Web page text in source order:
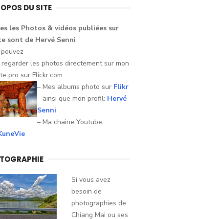
DU SITE
les Photos & vidéos publiées sur
sont de Hervé Senni
regarder les photos directement sur mon
pro sur Flickr.com
– Mes albums photo sur Flikr
– ainsi que mon profil: Hervé
Senni
– Ma chaine Youtube
Si vous avez
besoin de
photographies de
Chiang Mai ou ses